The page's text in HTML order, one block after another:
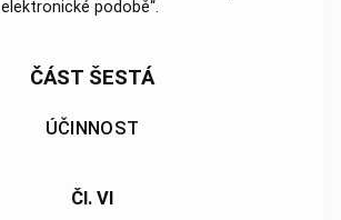
elektronické podobě“.
ČÁST ŠESTÁ
ÚČINNOST
Čl. VI